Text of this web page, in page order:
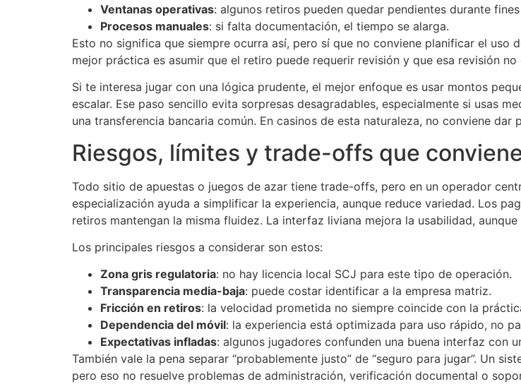
Ventanas operativas: algunos retiros pueden quedar pendientes durante
Procesos manuales: si falta documentación, el tiempo se alarga.
Esto no significa que siempre ocurra así, pero sí que no conviene planificar el
mejor práctica es asumir que el retiro puede requerir revisión y que esa revisión
Si te interesa jugar con una lógica prudente, el mejor enfoque es usar montos
escalar. Ese paso sencillo evita sorpresas desagradables, especialmente si usas
una transferencia bancaria común. En casinos de esta naturaleza, no conviene
Riesgos, límites y trade-offs que
Todo sitio de apuestas o juegos de azar tiene trade-offs, pero en un operador
especialización ayuda a simplificar la experiencia, aunque reduce variedad. Los
retiros mantengan la misma fluidez. La interfaz liviana mejora la usabilidad,
Los principales riesgos a considerar son estos:
Zona gris regulatoria: no hay licencia local SCJ para este tipo de operación.
Transparencia media-baja: puede costar identificar a la empresa matriz.
Fricción en retiros: la velocidad prometida no siempre coincide con la
Dependencia del móvil: la experiencia está optimizada para uso rápido, no
Expectativas infladas: algunos jugadores confunden una buena interfaz con
También vale la pena separar “probablemente justo” de “seguro para jugar”. Un
pero eso no resuelve problemas de administración, verificación documental o